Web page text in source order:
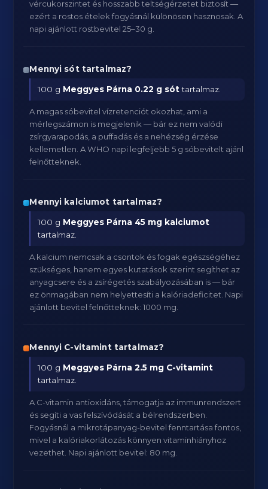
vércukorszintet és hosszabb teltségérzetet biztosít —
ezért a rostos ételek fogyásnál különösen hasznosak. A
napi ajánlott rostbevitel 25–30 g.
Mennyi sót tartalmaz?
100 g Meggyes Párna 0.22 g sóttartalmaz.
A magas sóbevitel vízretenciót okozhat, ami a
mérlegszámon is megjelenik — bár ez nem valódi
zsírgyarapodás, a puffadás és a nehézség érzése
kellemetlen. A WHO napi legfeljebb 5 g sóbevitelt ajánl
felnőtteknek.
Mennyi kalciumot tartalmaz?
100 g Meggyes Párna 45 mg kalciumot
tartalmaz.
A kalcium nemcsak a csontok és fogak egészségéhez
szükséges, hanem egyes kutatások szerint segíthet az
anyagcsere és a zsírégetés szabályozásában is — bár
ez önmagában nem helyettesíti a kalóriadeficitet. Napi
ajánlott bevitel felnőtteknek: 1000 mg.
Mennyi C-vitamint tartalmaz?
100 g Meggyes Párna 2.5 mg C-vitamint
tartalmaz.
A C-vitamin antioxidáns, támogatja az immunrendszert
és segíti a vas felszívódását a bélrendszerben.
Fogyásnál a mikrotápanyag-bevitel fenntartása fontos,
mivel a kalóriakorlátozás könnyen vitaminhiányhoz
vezethet. Napi ajánlott bevitel: 80 mg.